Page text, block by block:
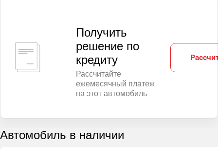
Получить
решение по
кредиту
Рассчитайте
ежемесячный платеж
на этот автомобиль
Автомобиль в наличии